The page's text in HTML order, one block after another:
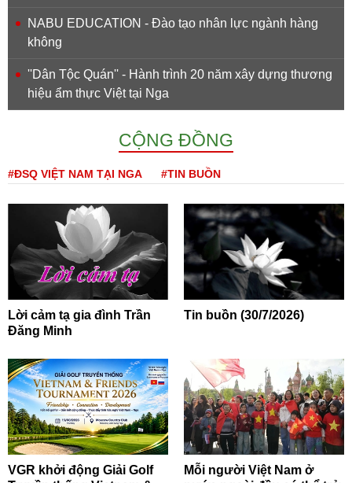
NABU EDUCATION - Đào tạo nhân lực ngành hàng
không
''Dân Tộc Quán'' - Hành trình 20 năm xây dựng thương
hiệu ẩm thực Việt tại Nga
CỘNG ĐỒNG
#ĐSQ VIỆT NAM TẠI NGA #TIN BUỒN
Lời cảm tạ gia đình Trần
Đăng Minh
Tin buồn (30/7/2026)
VGR khởi động Giải Golf
Mỗi người Việt Nam ở